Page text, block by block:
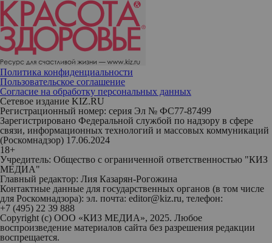
Политика конфиденциальности
Пользовательское соглашение
Согласие на обработку персональных данных
Сетевое издание KIZ.RU
Регистрационный номер: серия Эл № ФС77-87499
Зарегистрировано Федеральной службой по надзору в сфере
связи, информационных технологий и массовых коммуникаций
(Роскомнадзор) 17.06.2024
18+
Учредитель: Общество с ограниченной ответственностью "КИЗ
МЕДИА"
Главный редактор: Лия Казарян-Рогожина
Контактные данные для государственных органов (в том числе
для Роскомнадзора): эл. почта: editor@kiz.ru, телефон:
+7 (495) 22 39 888
Copyright (с) ООО «КИЗ МЕДИА», 2025. Любое
воспроизведение материалов сайта без разрешения редакции
воспрещается.